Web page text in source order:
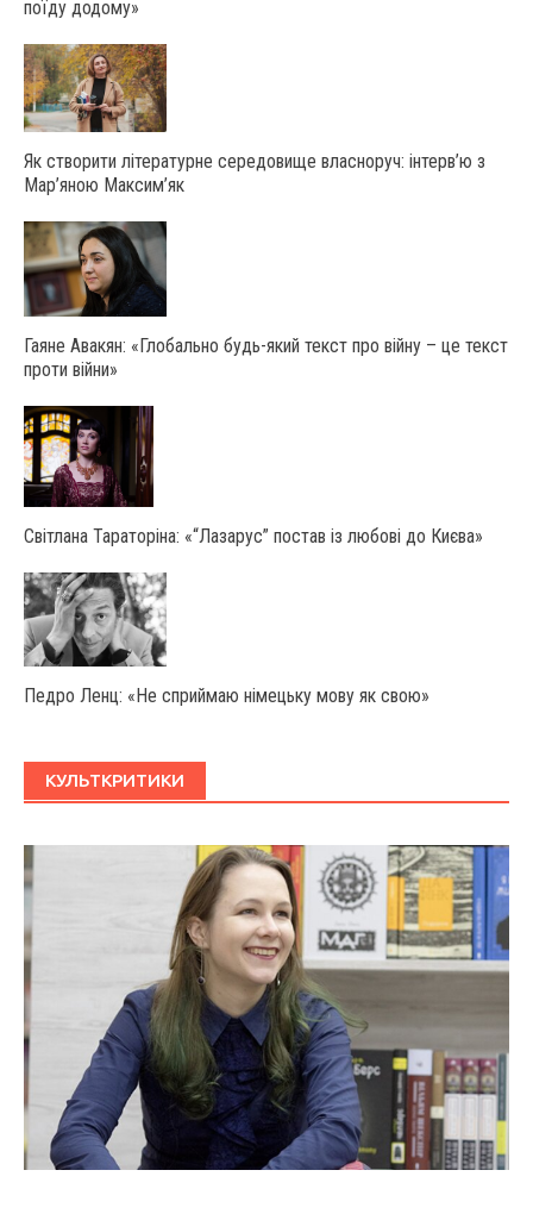
поїду додому»
Як створити літературне середовище власноруч: інтерв’ю з
Мар’яною Максим’як
Гаяне Авакян: «Глобально будь-який текст про війну – це текст
проти війни»
Світлана Тараторіна: «“Лазарус” постав із любові до Києва»
Педро Ленц: «Не сприймаю німецьку мову як свою»
КУЛЬТКРИТИКИ